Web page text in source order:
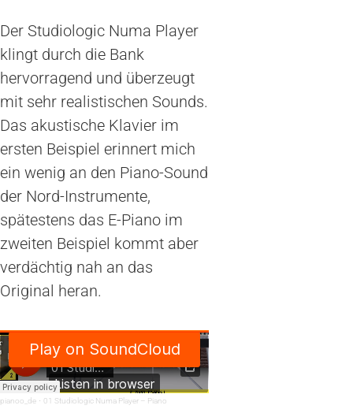
Der Studiologic Numa Player
klingt durch die Bank
hervorragend und überzeugt
mit sehr realistischen Sounds.
Das akustische Klavier im
ersten Beispiel erinnert mich
ein wenig an den Piano-Sound
der Nord-Instrumente,
spätestens das E-Piano im
zweiten Beispiel kommt aber
verdächtig nah an das
Original heran.
pianoo_de · 01 Studiologic Numa Player – Piano